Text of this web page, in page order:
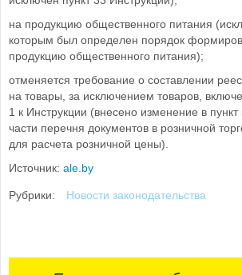
на продукцию общественного питания
которым был определен порядок
продукцию общественного питания);
отменяется требование о составлении
на товары, за исключением товаров,
1 к Инструкции (внесено изменение в
части перечня документов в розничной
для расчета розничной цены).
Источник: ale.by
Рубрики: Новости законодательства